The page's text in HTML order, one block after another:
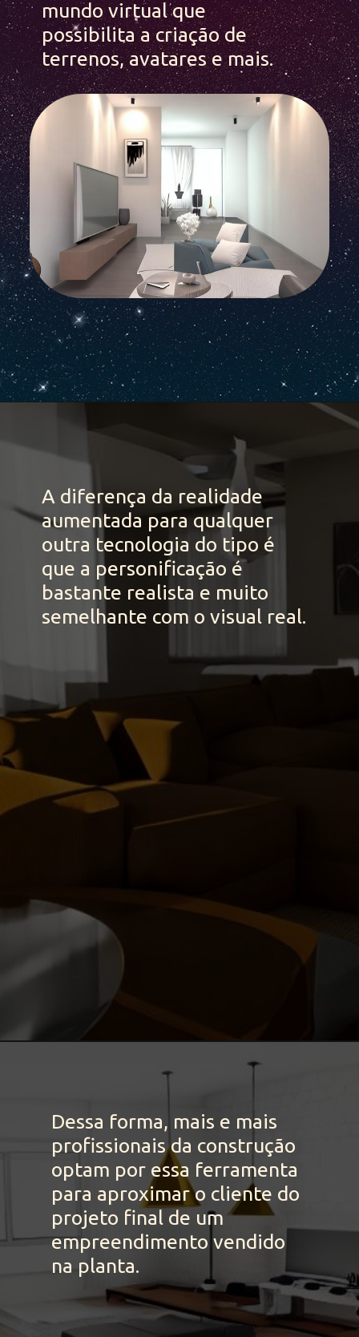
mundo virtual que
possibilita a criação de
terrenos, avatares e mais.
A diferença da realidade
aumentada para qualquer
outra tecnologia do tipo é
que a personificação é
bastante realista e muito
semelhante com o visual real.
Dessa forma, mais e mais
profissionais da construção
optam por essa ferramenta
para aproximar o cliente do
projeto final de um
empreendimento vendido
na planta.